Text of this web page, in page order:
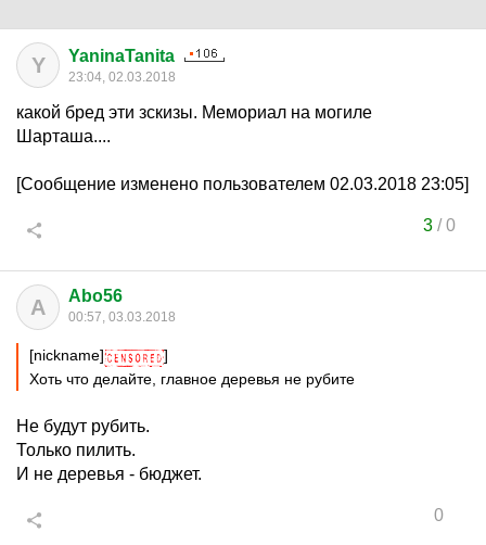
Y YaninaTanita
23:04, 02.03.2018
какой бред эти зскизы. Мемориал на могиле
Шарташа....
[Сообщение изменено пользователем 02.03.2018 23:05]
3/0
A Abo56
00:57, 03.03.2018
[nickname]
]
Хоть что делайте, главное деревья не рубите
Не будут рубить.
Только пилить.
И не деревья - бюджет.
0